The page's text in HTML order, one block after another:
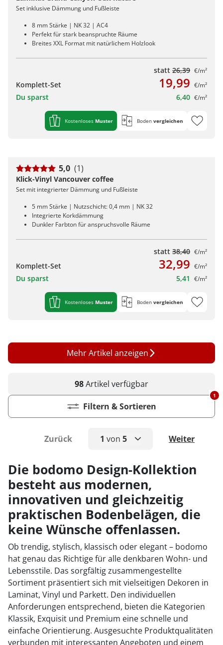
Set inklusive Dämmung und Fußleiste
8 mm Stärke | NK 32 | AC4
Perfekt für stark beanspruchte Räume
Breites XXL Format mit natürlichem Holzlook
statt 26,39 €/m²
Komplett-Set 19,99 €/m²
Du sparst 6,40 €/m²
Kostenloses Muster Boden vergleichen
5,0 (1)
Klick-Vinyl Vancouver coffee
Set mit integrierter Dämmung und Fußleiste
5 mm Stärke | Nutzschicht: 0,4 mm | NK 32
Integrierte Korkdämmung
Dunkler Farbton für anspruchsvolle Räume
statt 38,40 €/m²
Komplett-Set 32,99 €/m²
Du sparst 5,41 €/m²
Kostenloses Muster Boden vergleichen
Mehr Artikel anzeigen
98Artikel verfügbar
Zurück 1 von 5
2
3
4
5
Weiter
Filtern & Sortieren
1
Die bodomo Design-Kollektion
besteht aus modernen,
innovativen und gleichzeitig
praktischen Bodenbelägen, die
keine Wünsche offenlassen.
Ob trendig, stylisch, klassisch oder elegant – bodomo
hat genau das Richtige für alle denkbaren Wohn- und
Lebensstile. Das sorgfältig zusammengestellte
Sortiment präsentiert sich mit vielseitigen Dekoren in
Laminat, Vinyl und Parkett. Den individuellen
Anforderungen entsprechend, bieten die Kategorien
Klassik, Exquisit und Premium eine schnelle und
einfache Orientierung. Ausgesuchte Produktqualitäten
verbunden mit interessanten Angeboten und einem